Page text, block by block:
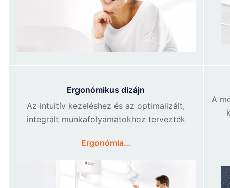
Ergonómikus dizájn
Az intuitív kezeléshez és az optimalizált,
integrált munkafolyamatokhoz tervezték
Ergonómia…
A